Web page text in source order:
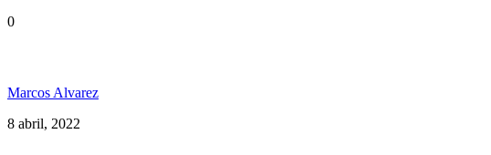
0
Marcos Alvarez
8 abril, 2022